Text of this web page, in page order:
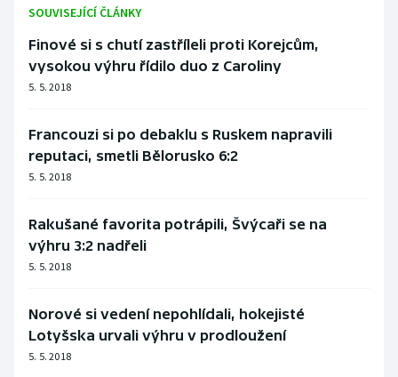
SOUVISEJÍCÍ ČLÁNKY
Finové si s chutí zastříleli proti Korejcům,
vysokou výhru řídilo duo z Caroliny
5. 5. 2018
Francouzi si po debaklu s Ruskem napravili
reputaci, smetli Bělorusko 6:2
5. 5. 2018
Rakušané favorita potrápili, Švýcaři se na
výhru 3:2 nadřeli
5. 5. 2018
Norové si vedení nepohlídali, hokejisté
Lotyšska urvali výhru v prodloužení
5. 5. 2018